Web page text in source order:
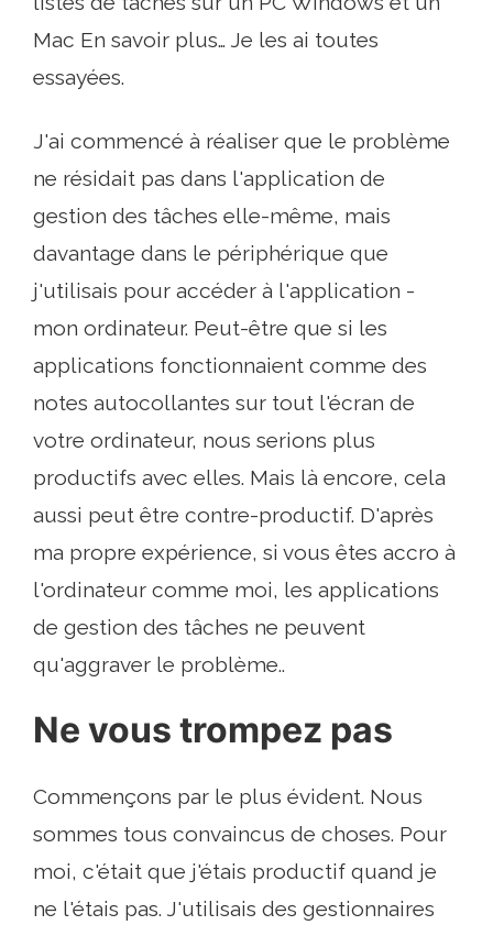
Mac En savoir plus… Je les ai toutes
essayées.
J'ai commencé à réaliser que le problème
ne résidait pas dans l'application de
gestion des tâches elle-même, mais
davantage dans le périphérique que
j'utilisais pour accéder à l'application -
mon ordinateur. Peut-être que si les
applications fonctionnaient comme des
notes autocollantes sur tout l'écran de
votre ordinateur, nous serions plus
productifs avec elles. Mais là encore, cela
aussi peut être contre-productif. D'après
ma propre expérience, si vous êtes accro à
l'ordinateur comme moi, les applications
de gestion des tâches ne peuvent
qu'aggraver le problème..
Ne vous trompez pas
Commençons par le plus évident. Nous
sommes tous convaincus de choses. Pour
moi, c'était que j'étais productif quand je
ne l'étais pas. J'utilisais des gestionnaires